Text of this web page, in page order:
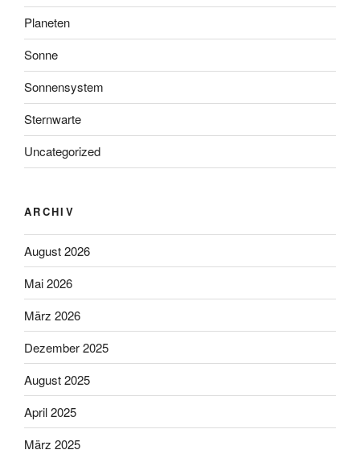
Planeten
Sonne
Sonnensystem
Sternwarte
Uncategorized
ARCHIV
August 2026
Mai 2026
März 2026
Dezember 2025
August 2025
April 2025
März 2025